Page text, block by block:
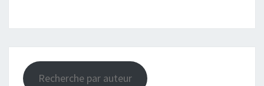
Recherche par auteur